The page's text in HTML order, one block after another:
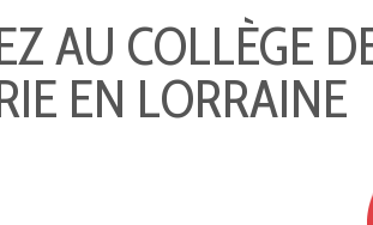
AU COLLÈGE
EN LORRAINE